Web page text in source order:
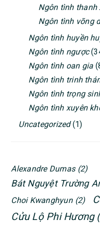
Ngôn tình
Ngôn tình võng
Ngôn tình huyền
Ngôn tình ngược
Ngôn tình oan gia
Ngôn tình trinh
Ngôn tình trọng
Ngôn tình xuyên
Uncategorized(1)
Alexandre Dumas (2)
Bát Nguyệt Trường
Choi Kwanghyun (2)
Cửu Lộ Phi Hương